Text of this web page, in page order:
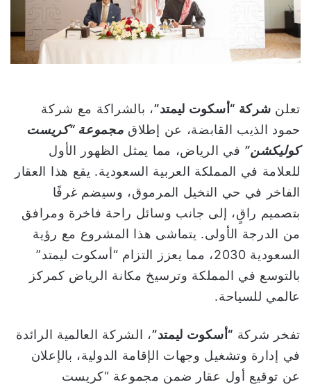
ن
ي
تعلن شركة “أسكوت ليمتد”، بالشراكة مع شركة
حمود الذيب القابضة، عن إطلاق مجموعة “كريست
كوليكشن” في الرياض، مما يمثل الظهور الأول
للعلامة في المملكة العربية السعودية. يقع هذا العقار
الفاخر في حي النخيل المرموق، وسيضم غرفًا
بتصميم راقٍ، إلى جانب وسائل راحة فاخرة ومرافق
من الدرجة الأولى. يتماشى هذا المشروع مع رؤية
السعودية 2030، مما يعزز التزام “أسكوت ليمتد”
بالتوسع في المملكة وترسيخ مكانة الرياض كمركز
عالمي للسياحة.
تفخر شركة “أسكوت ليمتد”، الشركة العالمية الرائدة
في إدارة وتشغيل وجهات الإقامة الدولية، بالإعلان
عن توقيع أول عقار ضمن مجموعة “كريست